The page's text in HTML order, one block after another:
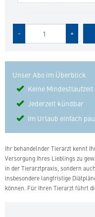
+
-
Unser Abo im Überblick
Keine Mindestlaufzeit
Jederzeit kündbar
Im Urlaub einfach
Ihr behandelnder Tierarzt kennt
Versorgung Ihres Lieblings zu
in der Tierarztpraxis, sondern
insbesondere langfristige
können. Für Ihren Tierarzt führt